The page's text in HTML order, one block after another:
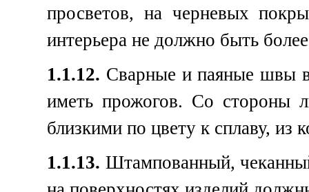
просветов, на черневых
интерьера не должно быть
1.1.12. Сварные и паяные швы
иметь прожогов. Со стороны
близкими по цвету к сплаву, из
1.1.13. Штампованный,